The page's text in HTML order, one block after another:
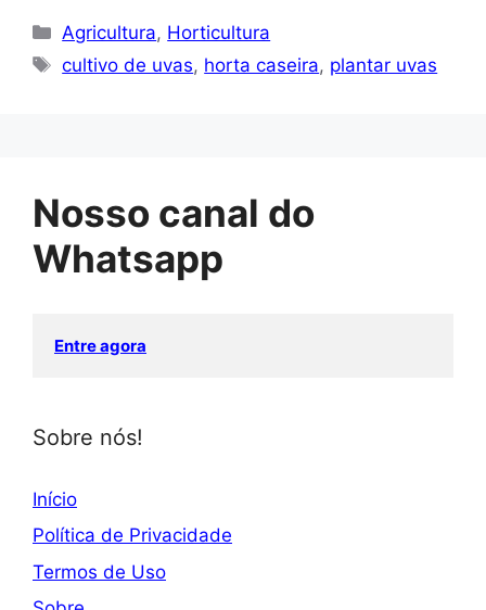
Categorias
Agricultura, Horticultura
Tags
cultivo de uvas, horta caseira, plantar uvas
Nosso canal do
Whatsapp
Entre agora
Sobre nós!
Início
Política de Privacidade
Termos de Uso